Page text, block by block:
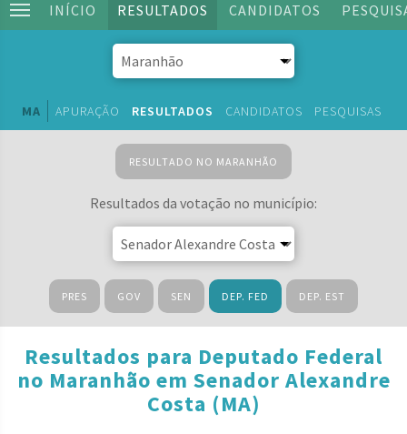
INÍCIO RESULTADOS CANDIDATOS
MA APURAÇÃO RESULTADOS CANDIDATOS PESQUISAS
RESULTADO NO MARANHÃO
Resultados da votação no município:
PRES GOV SEN DEP. FED DEP. EST
Resultados para Deputado Federal
no Maranhão em Senador Alexandre
Costa (MA)